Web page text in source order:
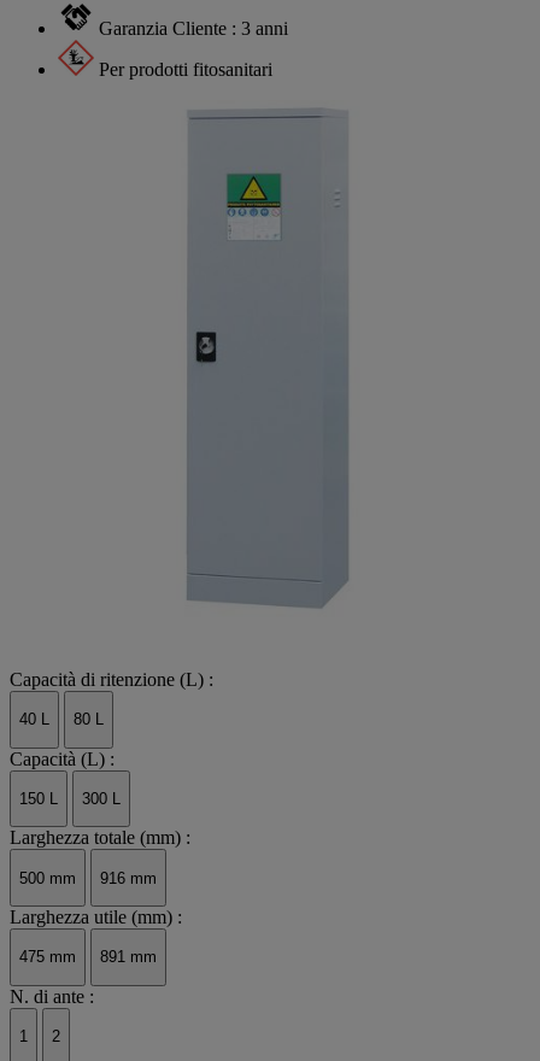
Garanzia Cliente : 3 anni
Per prodotti fitosanitari
Capacità di ritenzione (L) :
40 L 80 L
Capacità (L) :
150 L 300 L
Larghezza totale (mm) :
500 mm 916 mm
Larghezza utile (mm) :
475 mm 891 mm
N. di ante :
1 2